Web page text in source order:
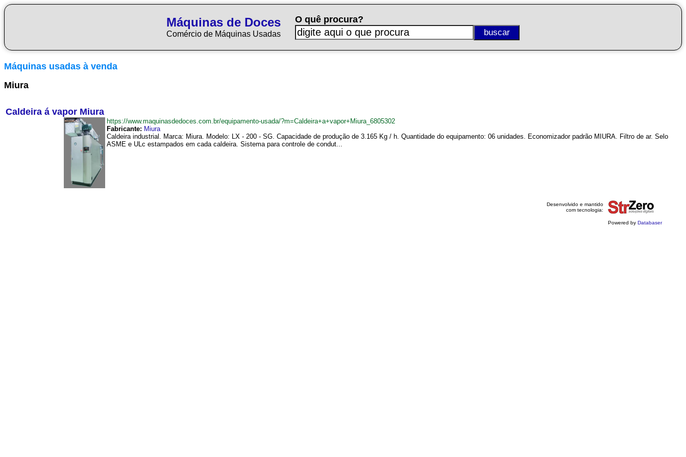
Máquinas de Doces
Comércio de Máquinas Usadas
O quê procura?
Máquinas usadas à venda
Miura
Caldeira á vapor Miura
https://www.maquinasdedoces.com.br/equipamento-usada/?m=Caldeira+a+vapor+Miura_6805302
Fabricante: Miura
Caldeira industrial. Marca: Miura. Modelo: LX - 200 - SG. Capacidade de produção de 3.165 Kg / h. Quantidade do equipamento: 06 unidades. Economizador padrão MIURA. Filtro de ar. Selo
ASME e ULc estampados em cada caldeira. Sistema para controle de condut...
Desenvolvido e mantido
com tecnologia:
Powered by Databaser